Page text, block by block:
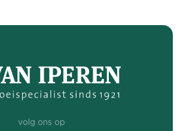
volg ons op